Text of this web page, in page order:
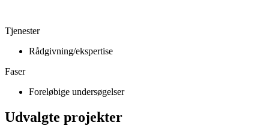
Tjenester
Rådgivning/ekspertise
Faser
Foreløbige undersøgelser
Udvalgte projekter